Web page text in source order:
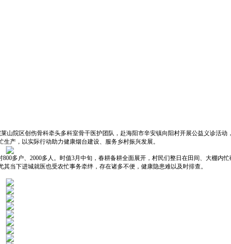
院区创伤骨科牵头多科室骨干医护团队，赴海阳市辛安镇向阳村开展公益义诊活动
产，以实际行动助力健康烟台建设、服务乡村振兴发展。
多户、2000多人。时值3月中旬，春耕备耕全面展开，村民们整日在田间、大棚内
当下进城就医也受农忙事务牵绊，存在诸多不便，健康隐患难以及时排查。